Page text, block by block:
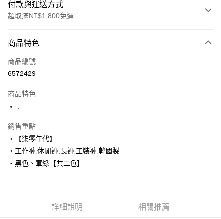
付款與運送方式
超取滿NT$1,800免運
信用卡一次付款
超商取貨付款
街口支付
悠遊付
Google Pay
AFTEE先享後付是「在收到商品之後才付款」的支付方式。 讓您購物簡單
商品特色
商品編號
6572429
商品特色
銷售重點
‧【柒零年代】
‧工作褲,休閒褲,長褲,工裝褲,韓國製
‧黑色、軍綠【共二色】
詳細說明 相關推薦